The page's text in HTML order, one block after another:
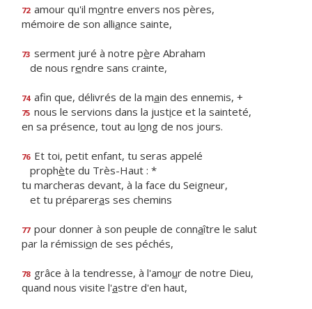
72 amour qu'il montre envers nos pères,
mémoire de son alliance sainte,
73 serment juré à notre père Abraham
de nous rendre sans crainte,
74 afin que, délivrés de la main des ennemis, +
75 nous le servions dans la justice et la sainteté,
en sa présence, tout au long de nos jours.
76 Et toi, petit enfant, tu seras appelé
prophète du Très-Haut : *
tu marcheras devant, à la face du Seigneur,
et tu prépareras ses chemins
77 pour donner à son peuple de connaître le salut
par la rémission de ses péchés,
78 grâce à la tendresse, à l'amour de notre Dieu,
quand nous visite l'astre d'en haut,